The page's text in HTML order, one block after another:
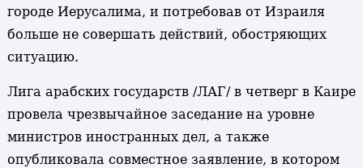
городе Иерусалима, и потребовав от Израиля
больше не совершать действий, обостряющих
ситуацию.
Лига арабских государств /ЛАГ/ в четверг в Каире
провела чрезвычайное заседание на уровне
министров иностранных дел, а также
опубликовала совместное заявление, в котором